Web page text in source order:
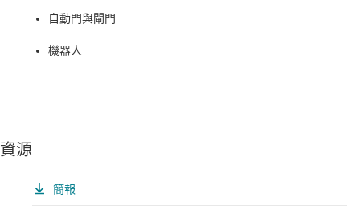
自動門與閘門
機器人
資源
簡報